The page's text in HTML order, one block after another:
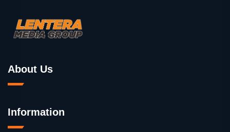
About Us
Information